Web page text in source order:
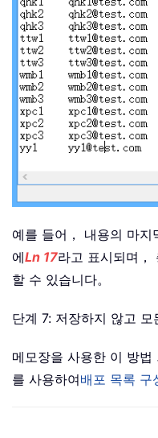
예를 들어， 내용의 마
에Ln 17라고 표시되며，
할 수 있습니다。
단계 7: 저장하지 않고 모
메모장을 사용한 이 방
를 사용하여배포 목록 구